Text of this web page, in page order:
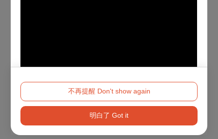
Method 2
不再提醒 Don't show again
明白了 Got it